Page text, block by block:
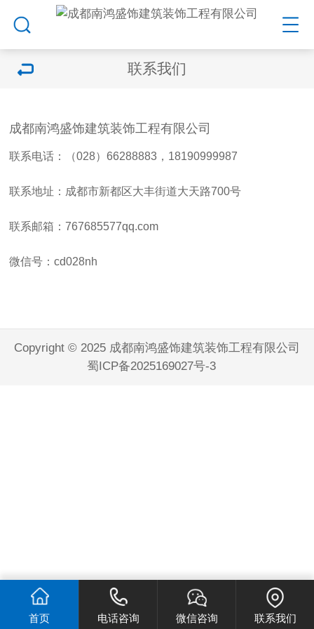
联系我们
成都南鸿盛饰建筑装饰工程有限公司
联系电话：（028）66288883，18190999987
联系地址：成都市新都区大丰街道大天路700号
联系邮箱：767685577qq.com
微信号：cd028nh
Copyright © 2025 成都南鸿盛饰建筑装饰工程有限公司
蜀ICP备2025169027号-3
首页 电话咨询 微信咨询 联系我们